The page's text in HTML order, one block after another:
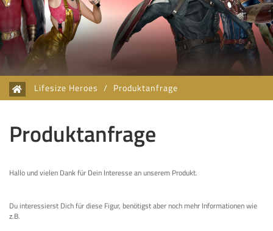
Lifesize Heroes / Produktanfrage
Produktanfrage
Hallo und vielen Dank für Dein Interesse an unserem Produkt.
Du interessierst Dich für diese Figur, benötigst aber noch mehr Informationen wie
z.B.